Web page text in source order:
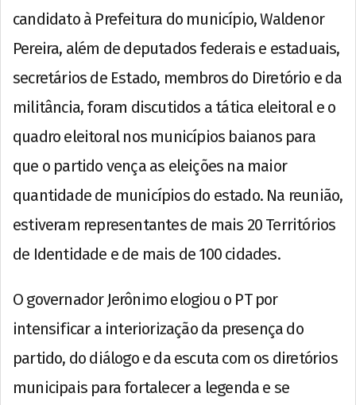
candidato à Prefeitura do município, Waldenor
Pereira, além de deputados federais e estaduais,
secretários de Estado, membros do Diretório e da
militância, foram discutidos a tática eleitoral e o
quadro eleitoral nos municípios baianos para
que o partido vença as eleições na maior
quantidade de municípios do estado. Na reunião,
estiveram representantes de mais 20 Territórios
de Identidade e de mais de 100 cidades.
O governador Jerônimo elogiou o PT por
intensificar a interiorização da presença do
partido, do diálogo e da escuta com os diretórios
municipais para fortalecer a legenda e se